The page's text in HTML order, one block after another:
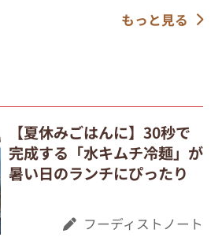
もっと見る
【夏休みごはんに】30秒で
完成する「水キムチ冷麺」が
暑い日のランチにぴったり
フーディストノート